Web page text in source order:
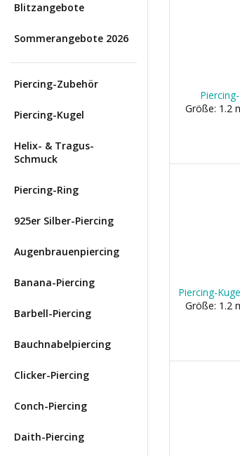
Blitzangebote
Sommerangebote 2026
Piercing-Zubehör
Piercing-Kugel
Helix- & Tragus-
Schmuck
Piercing-Ring
925er Silber-Piercing
Augenbrauenpiercing
Banana-Piercing
Barbell-Piercing
Bauchnabelpiercing
Clicker-Piercing
Conch-Piercing
Daith-Piercing
Größe: 1.2
Piercing-
Größe: 1.2